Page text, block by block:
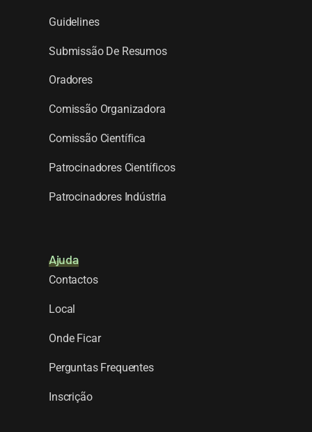
Guidelines
Submissão De Resumos
Oradores
Comissão Organizadora
Comissão Científica
Patrocinadores Científicos
Patrocinadores Indústria
Ajuda
Contactos
Local
Onde Ficar
Perguntas Frequentes
Inscrição